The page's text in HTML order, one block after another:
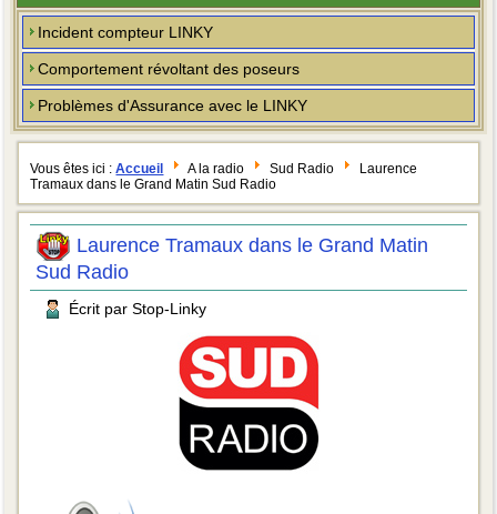
Incident compteur LINKY
Comportement révoltant des poseurs
Problèmes d'Assurance avec le LINKY
Vous êtes ici :Accueil A la radio Sud Radio
Laurence
Tramaux dans le Grand Matin Sud Radio
Laurence Tramaux dans le Grand Matin
Sud Radio
Écrit par Stop-Linky